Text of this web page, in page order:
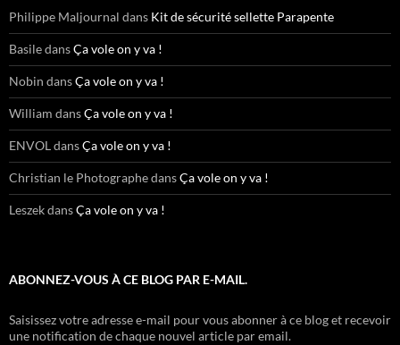
Philippe Maljournal dans Kit de sécurité sellette Parapente
BasiledansÇa vole on y va !
Nobin dansÇa vole on y va !
William dansÇa vole on y va !
ENVOL dansÇa vole on y va !
Christian le PhotographedansÇa vole on y va !
LeszekdansÇa vole on y va !
ABONNEZ-VOUS À CE BLOG PAR E-MAIL.
Saisissez votre adresse e-mail pour vous abonner à ce blog et recevoir
une notification de chaque nouvel article par email.